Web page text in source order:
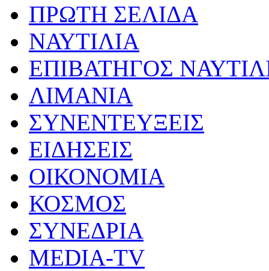
ΠΡΩΤΗ ΣΕΛΙΔΑ
ΝΑΥΤΙΛΙΑ
ΕΠΙΒΑΤΗΓΟΣ
ΛΙΜΑΝΙΑ
ΣΥΝΕΝΤΕΥΞΕΙΣ
ΕΙΔΗΣΕΙΣ
ΟΙΚΟΝΟΜΙΑ
ΚΟΣΜΟΣ
ΣΥΝΕΔΡΙΑ
MEDIA-TV